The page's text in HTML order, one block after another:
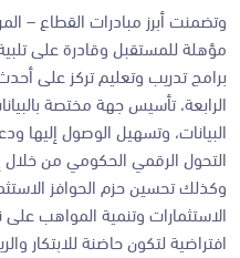
وتضمنت أبرز مبادرات القطاع –
مؤهلة للمستقبل وقادرة على
برامج تدريب وتعليم تركز على
الرابعة، تأسيس جهة مختصة
البيانات، وتسهيل الوصول إليها
التحول الرقمي الحكومي من
وكذلك تحسين حزم الحوافز
الاستثمارات وتنمية المواهب
افتراضية لتكون حاضنة للابتكار